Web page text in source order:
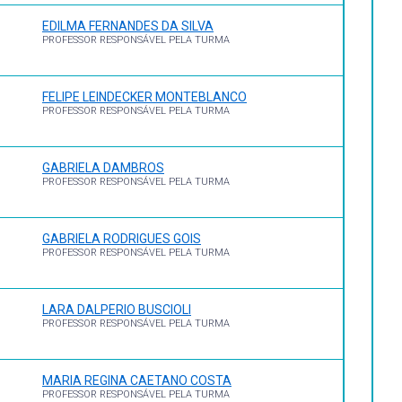
Pioneira, 1998. 320 p. ISBN 8522100705. Número
EDILMA FERNANDES DA SILVA
PROFESSOR RESPONSÁVEL PELA TURMA
FELIPE LEINDECKER MONTEBLANCO
PROFESSOR RESPONSÁVEL PELA TURMA
GABRIELA DAMBROS
PROFESSOR RESPONSÁVEL PELA TURMA
GABRIELA RODRIGUES GOIS
PROFESSOR RESPONSÁVEL PELA TURMA
LARA DALPERIO BUSCIOLI
PROFESSOR RESPONSÁVEL PELA TURMA
MARIA REGINA CAETANO COSTA
PROFESSOR RESPONSÁVEL PELA TURMA